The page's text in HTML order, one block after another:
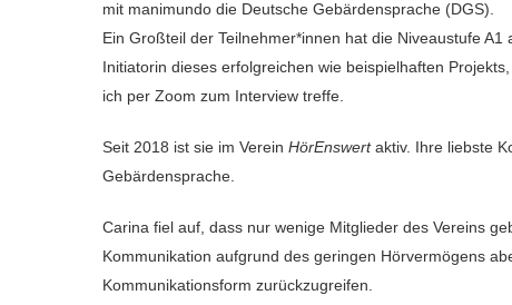
mit manimundo die Deutsche Gebärdensprache (DGS).
Ein Großteil der Teilnehmer*innen hat die Niveaustufe
Initiatorin dieses erfolgreichen wie beispielhaften
ich per Zoom zum Interview treffe.
Seit 2018 ist sie im Verein HörEnswertaktiv. Ihre liebste
Gebärdensprache.
Carina fiel auf, dass nur wenige Mitglieder des Vereins
Kommunikation aufgrund des geringen Hörvermögens
Kommunikationsform zurückzugreifen.